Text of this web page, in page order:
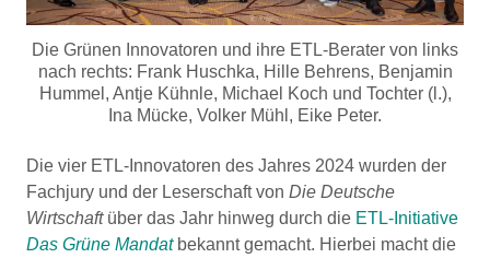
Die Grünen Innovatoren und ihre ETL-Berater von links
nach rechts: Frank Huschka, Hille Behrens, Benjamin
Hummel, Antje Kühnle, Michael Koch und Tochter (l.),
Ina Mücke, Volker Mühl, Eike Peter.
Die vier ETL-Innovatoren des Jahres 2024 wurden der
Fachjury und der Leserschaft von Die Deutsche
Wirtschaftüber das Jahr hinweg durch die ETL-Initiative
Das Grüne Mandatbekannt gemacht. Hierbei macht die